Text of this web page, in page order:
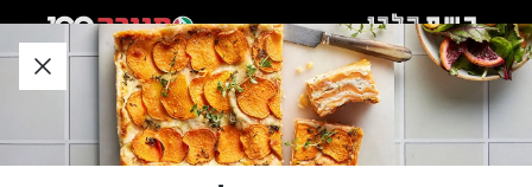
לאזור
תוכן
תחתון